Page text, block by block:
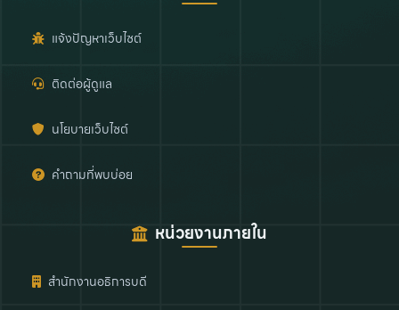
แจ้งปัญหาเว็บไซต์
ติดต่อผู้ดูแล
นโยบายเว็บไซต์
คำถามที่พบบ่อย
หน่วยงานภายใน
สำนักงานอธิการบดี